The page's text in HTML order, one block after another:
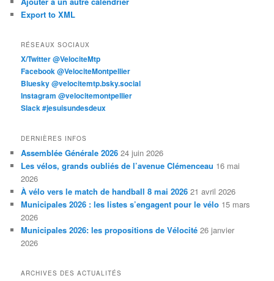
Export to XML
RÉSEAUX SOCIAUX
X/Twitter @VelociteMtp
Facebook @VelociteMontpellier
Bluesky @velocitemtp.bsky.social
Instagram @velocitemontpellier
Slack #jesuisundesdeux
DERNIÈRES INFOS
Assemblée Générale 2026 24 juin 2026
Les vélos, grands oubliés de l’avenue Clémenceau 16 mai
2026
À vélo vers le match de handball 8 mai 2026 21 avril 2026
Municipales 2026 : les listes s’engagent pour le vélo 15 mars
2026
Municipales 2026: les propositions de Vélocité 26 janvier
2026
ARCHIVES DES ACTUALITÉS